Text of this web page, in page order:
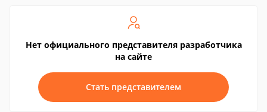
Нет официального представителя разработчика
на сайте
Стать представителем